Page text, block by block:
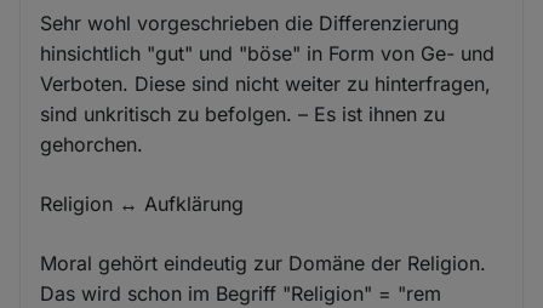
Sehr wohl vorgeschrieben die Differenzierung
hinsichtlich "gut" und "böse" in Form von Ge- und
Verboten. Diese sind nicht weiter zu hinterfragen,
sind unkritisch zu befolgen. – Es ist ihnen zu
gehorchen.
Religion ↔ Aufklärung
Moral gehört eindeutig zur Domäne der Religion.
Das wird schon im Begriff "Religion" = "rem